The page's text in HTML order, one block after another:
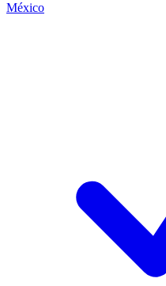
México